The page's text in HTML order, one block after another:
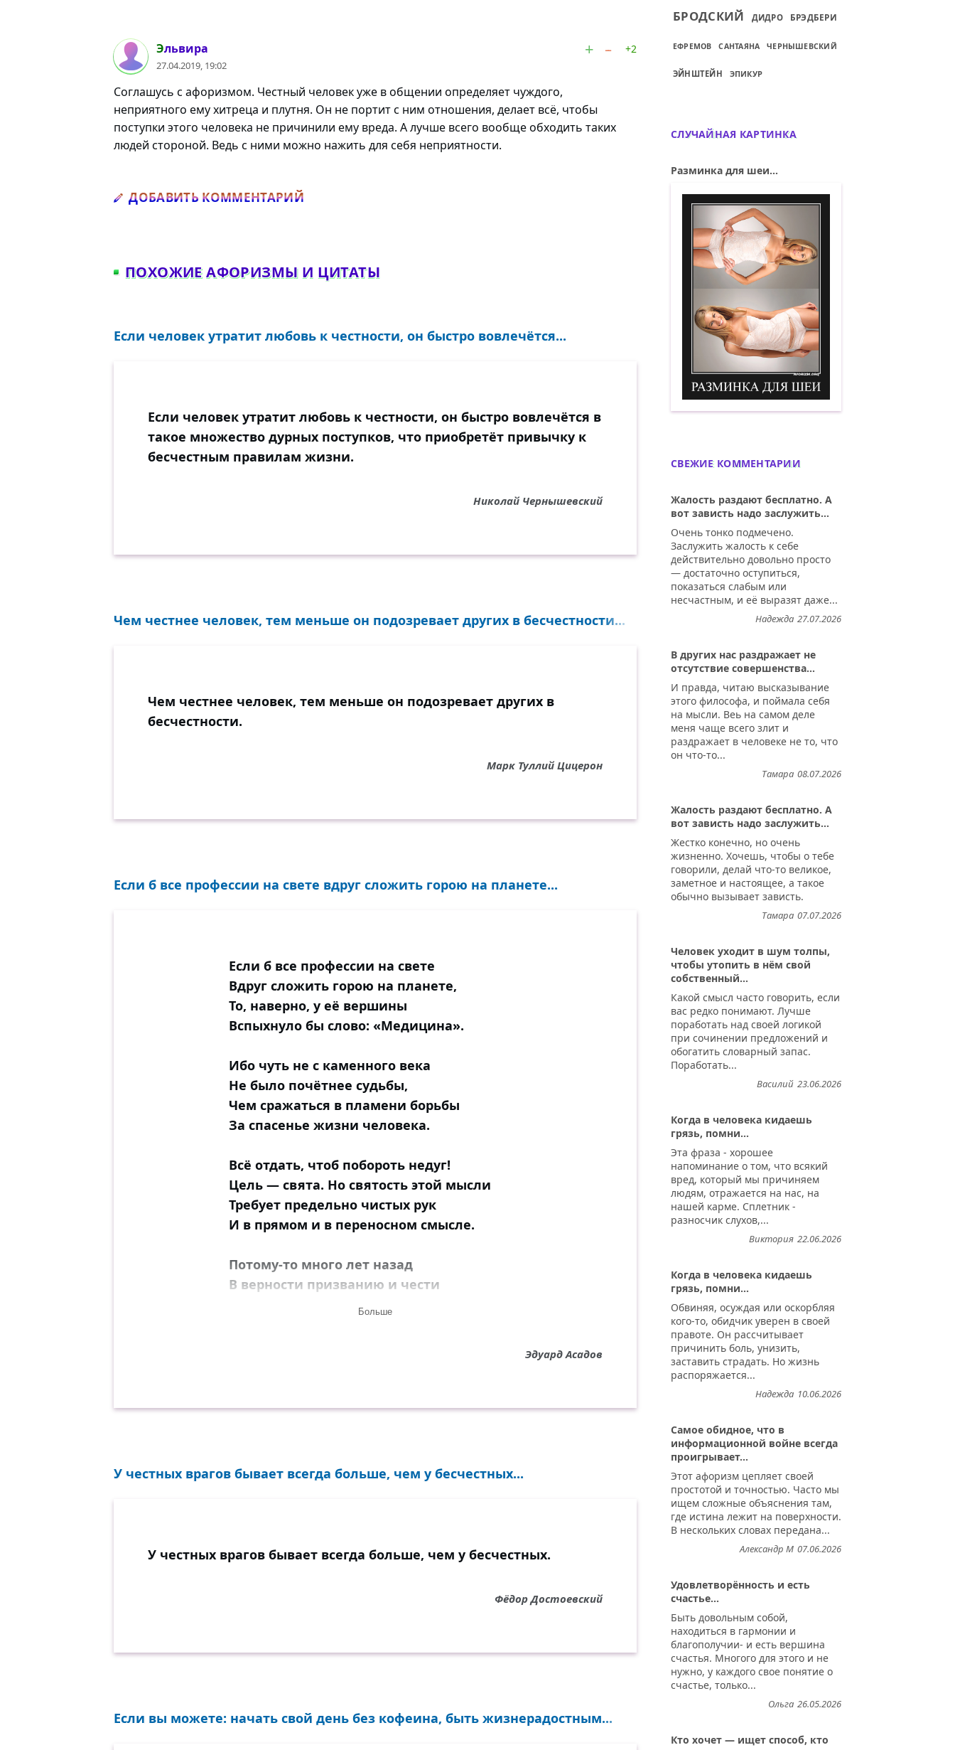
#1Эльвира
27.04.2019, 19:02
+2
Соглашусь с афоризмом. Честный человек уже в общении определяет чуждого,
неприятного ему хитреца и плутня. Он не портит с ним отношения, делает всё, чтобы
поступки этого человека не причинили ему вреда. А лучше всего вообще обходить таких
людей стороной. Ведь с ними можно нажить для себя неприятности.
ДОБАВИТЬ КОММЕНТАРИЙ
ПОХОЖИЕ АФОРИЗМЫ И ЦИТАТЫ
Если человек утратит любовь к честности, он быстро вовлечётся...
Если человек утратит любовь к честности, он быстро вовлечётся в
такое множество дурных поступков, что приобретёт привычку к
бесчестным правилам жизни.
Николай Чернышевский
Чем честнее человек, тем меньше он подозревает других в бесчестности...
Чем честнее человек, тем меньше он подозревает других в
бесчестности.
Марк Туллий Цицерон
Если б все профессии на свете вдруг сложить горою на планете...
Если б все профессии на свете
Вдруг сложить горою на планете,
То, наверно, у её вершины
Вспыхнуло бы слово: «Медицина».
Ибо чуть не с каменного века
Не было почётнее судьбы,
Чем сражаться в пламени борьбы
За спасенье жизни человека.
Всё отдать, чтоб побороть недуг!
Цель — свята. Но святость этой мысли
Требует предельно чистых рук
И в прямом и в переносном смысле.
Потому-то много лет назад
В верности призванию и чести
В светлый час с учениками вместе
Той же гордой клятвой Гиппократа
Сколько ж, сколько на землёй моей
Это худо, ну почти как грязь
Больше
Эдуард Асадов
У честных врагов бывает всегда больше, чем у бесчестных...
У честных врагов бывает всегда больше, чем у бесчестных.
Фёдор Достоевский
Если вы можете: начать свой день без кофеина, быть жизнерадостным...
БРОДСКИЙ ДИДРО БРЭДБЕРИ
ЕФРЕМОВ САНТАЯНА ЧЕРНЫШЕВСКИЙ
ЭЙНШТЕЙН ЭПИКУР
СЛУЧАЙНАЯ КАРТИНКА
Разминка для шеи...
Разминка для шеи. Демотиватор
СВЕЖИЕ КОММЕНТАРИИ
Жалость раздают бесплатно. А
вот зависть надо заслужить...
Очень тонко подмечено.
Заслужить жалость к себе
действительно довольно просто
— достаточно оступиться,
показаться слабым или
несчастным, и её выразят даже...
27.07.2026
Надежда
В других нас раздражает не
отсутствие совершенства...
И правда, читаю высказывание
этого философа, и поймала себя
на мысли. Веь на самом деле
меня чаще всего злит и
раздражает в человеке не то, что
он что-то...
08.07.2026
Тамара
Жалость раздают бесплатно. А
вот зависть надо заслужить...
Жестко конечно, но очень
жизненно. Хочешь, чтобы о тебе
говорили, делай что-то великое,
заметное и настоящее, а такое
обычно вызывает зависть.
07.07.2026
Тамара
Человек уходит в шум толпы,
чтобы утопить в нём свой
собственный...
Какой смысл часто говорить, если
вас редко понимают. Лучше
поработать над своей логикой
при сочинении предложений и
обогатить словарный запас.
Поработать...
23.06.2026
Василий
Когда в человека кидаешь
грязь, помни...
Эта фраза - хорошее
напоминание о том, что всякий
вред, который мы причиняем
людям, отражается на нас, на
нашей карме. Сплетник -
разносчик слухов,...
22.06.2026
Виктория
Когда в человека кидаешь
грязь, помни...
Обвиняя, осуждая или оскорбляя
кого-то, обидчик уверен в своей
правоте. Он рассчитывает
причинить боль, унизить,
заставить страдать. Но жизнь
распоряжается...
10.06.2026
Надежда
Самое обидное, что в
информационной войне всегда
проигрывает...
Этот афоризм цепляет своей
простотой и точностью. Часто мы
ищем сложные объяснения там,
где истина лежит на поверхности.
В нескольких словах передана...
07.06.2026
Александр М
Удовлетворённость и есть
счастье...
Быть довольным собой,
находиться в гармонии и
благополучии- и есть вершина
счастья. Многого для этого и не
нужно, у каждого свое понятие о
счастье, только...
26.05.2026
Ольга
Кто хочет — ищет способ, кто